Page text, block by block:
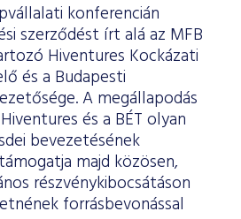
konferencián
szerződést írt alá az MFB
Hiventures Kockázati
és a Budapesti
A megállapodás
és a BÉT olyan
bevezetésének
majd közösen,
részvénykibocsátáson
forrásbevonással